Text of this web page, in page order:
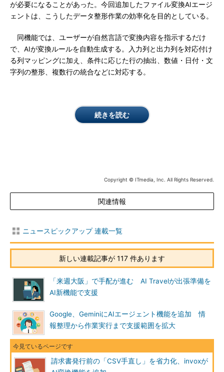
が必要になることがあった。今回追加したファイル変換AIエージ
ェントは、こうしたデータ整形作業の効率化を目的としている。
同機能では、ユーザーが自然言語で変換内容を指示するだけ
で、AIが変換ルールを自動生成する。入力列と出力列を対応付け
る列マッピングに加え、条件に応じた行の抽出、数値・日付・文
字列の整形、複数行の統合などに対応する。
続きを読む
Copyright © ITmedia, Inc. All Rights Reserved.
関連情報
ニュースピックアップ 連載一覧
新しい連載記事が 117 件あります
「来週大阪」で手配が進む AI Travelが出張準備を
AI新機能で支援
Google、GeminiにAIエージェント機能を追加 情
報整理から作業実行まで支援範囲を拡大
請求書発行前の「CSV手直し」を省力化、invoxが